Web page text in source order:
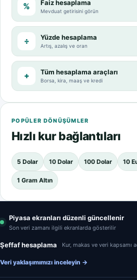
% Faiz hesaplama
Mevduat getirisini görün
÷ Yüzde hesaplama
Artış, azalış ve oran
+ Tüm hesaplama araçları
Borsa, kira, maaş ve kredi
POPÜLER DÖNÜŞÜMLER
Hızlı kur bağlantıları
5 Dolar 10 Dolar 100 Dolar 10
1 Gram Altın
Piyasa ekranları düzenli güncellenir
Son veri zamanı ilgili ekranlarda gösterilir
Şeffaf hesaplama Kur, makas ve veri kapsamı
Veri yaklaşımımızı inceleyin →